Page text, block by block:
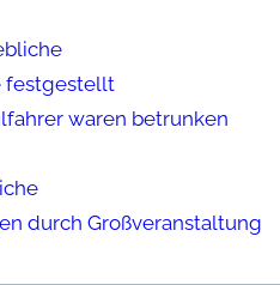
festgestellt
waren betrunken
durch Großveranstaltung